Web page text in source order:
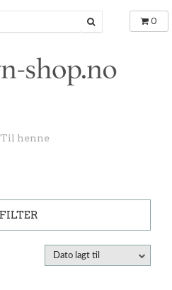
0
Til henne
FILTER
Dato lagt til